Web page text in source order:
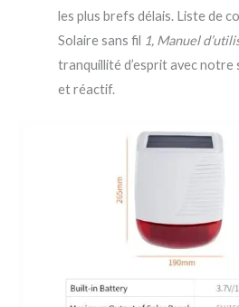
les plus brefs délais. Liste de
Solaire sans fil 1, Manuel
tranquillité d’esprit avec notre
et réactif.